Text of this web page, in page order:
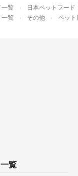
覧 日本ペットフード
覧 その他 ペット
覧